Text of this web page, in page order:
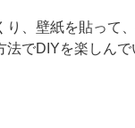
、壁紙を貼って
でDIYを楽しん